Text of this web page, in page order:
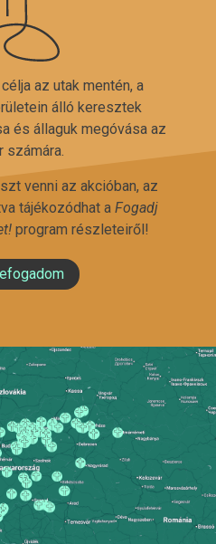
az utak mentén, a
álló keresztek
és állaguk megóvása az
számára.
venni az akcióban, az
tájékozódhat a Fogadj
program részleteiről!